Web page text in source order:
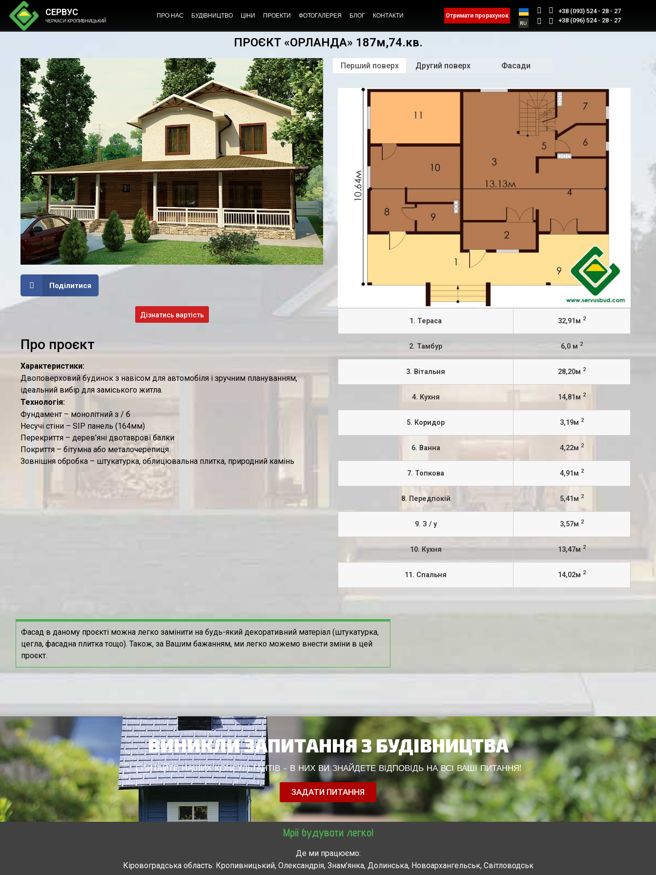
СЕРВУС
ЧЕРКАСИ КРОПИВНИЦЬКИЙ
ПРО НАС БУДІВНИЦТВО ЦІНИ ПРОЕКТИ ФОТОГАЛЕРЕЯ БЛОГ КОНТАКТИ Отримати прорахунок
+38 (093) 524 - 28 - 27
+38 (096) 524 - 28 - 27
ПРОЄКТ «ОРЛАНДА» 187м,74.кв.
Поділитися
Дізнатись вартість
Про проєкт
Характеристики:
Двоповерховий будинок з навісом для автомобіля і зручним плануванням,
ідеальний вибір для заміського житла.
Технологія:
Фундамент – монолітний з / б
Несучі стіни – SIP панель (164мм)
Перекриття – дерев’яні двотаврові балки
Покриття – бітумна або металочерепиця
Зовнішня обробка – штукатурка, облицювальна плитка, природний камінь
Перший поверх Другий поверх Фасади
1. Тераса 32,91м 2
2. Тамбур 6,0 м 2
3. Вітальня 28,20м 2
4. Кухня 14,81м 2
5. Коридор 3,19м 2
6. Ванна 4,22м 2
7. Топкова 4,91м 2
8. Передпокій 5,41м 2
9. З / у 3,57м 2
10. Кухня 13,47м 2
11. Спальня 14,02м 2
Фасад в даному проєкті можна легко замінити на будь-який декоративний матеріал (штукатурка,
цегла, фасадна плитка тощо). Також, за Вашим бажанням, ми легко можемо внести зміни в цей
проєкт.
ВИНИКЛИ ЗАПИТАННЯ З БУДІВНИЦТВА
СПИТАЙТЕ НАШИХ КОНСУЛЬТАНТІВ - В НИХ ВИ ЗНАЙДЕТЕ ВІДПОВІДЬ НА ВСІ ВАШІ ПИТАННЯ!
ЗАДАТИ ПИТАННЯ
Мрії будувати легко!
Де ми працюємо:
Кіровоградська область: Кропивницький, Олександрія, Знам’янка, Долинська, Новоархангельськ, Світловодськ